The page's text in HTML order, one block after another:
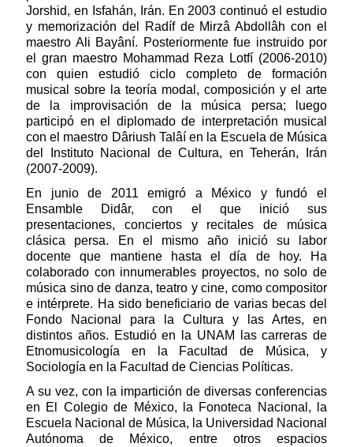
Jorshid, en Isfahán, Irán. En 2003 continuó el estudio
y memorización del Radíf de Mirzâ Abdollâh con el
maestro Ali Bayâní. Posteriormente fue instruido por
el gran maestro Mohammad Reza Lotfí (2006-2010)
con quien estudió ciclo completo de formación
musical sobre la teoría modal, composición y el arte
de la improvisación de la música persa; luego
participó en el diplomado de interpretación musical
con el maestro Dâriush Talâí en la Escuela de Música
del Instituto Nacional de Cultura, en Teherán, Irán
(2007-2009).
En junio de 2011 emigró a México y fundó el
Ensamble Didâr, con el que inició sus
presentaciones, conciertos y recitales de música
clásica persa. En el mismo año inició su labor
docente que mantiene hasta el día de hoy. Ha
colaborado con innumerables proyectos, no solo de
música sino de danza, teatro y cine, como compositor
e intérprete. Ha sido beneficiario de varias becas del
Fondo Nacional para la Cultura y las Artes, en
distintos años. Estudió en la UNAM las carreras de
Etnomusicología en la Facultad de Música, y
Sociología en la Facultad de Ciencias Políticas.
A su vez, con la impartición de diversas conferencias
en El Colegio de México, la Fonoteca Nacional, la
Escuela Nacional de Música, la Universidad Nacional
Autónoma de México, entre otros espacios